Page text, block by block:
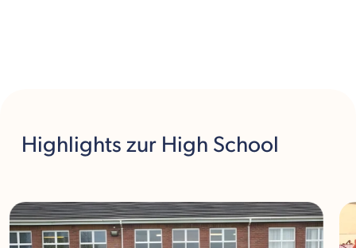
Highlights zur High School